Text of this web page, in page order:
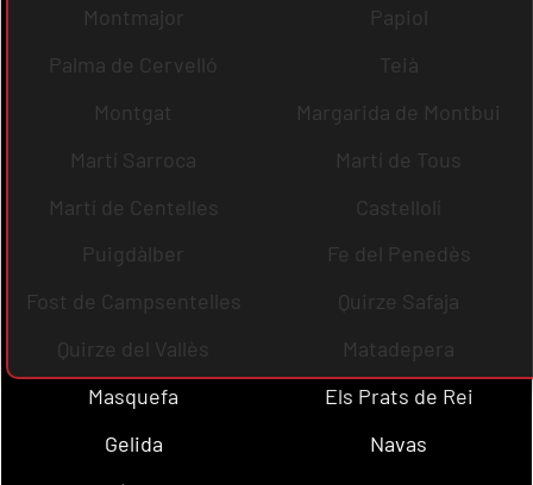
Montmajor
Papiol
Palma de Cervelló
Teià
Montgat
Margarida de Montbui
Martí Sarroca
Martí de Tous
Martí de Centelles
Castellolí
Puigdàlber
Fe del Penedès
Fost de Campsentelles
Quirze Safaja
Quirze del Vallès
Matadepera
Masquefa
Els Prats de Rei
Gelida
Navas